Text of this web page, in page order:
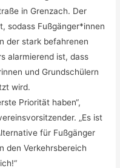
in Grenzach. Der
sodass Fußgänger*innen
der stark befahrenen
alarmierend ist, dass
und Grundschülern
wird.
Priorität haben“,
„Es ist
für Fußgänger
den Verkehrsbereich